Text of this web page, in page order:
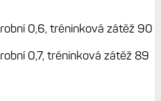
0,6, tréninková zátěž 90
0,7, tréninková zátěž 89